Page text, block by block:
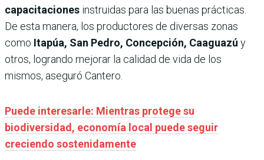
capacitaciones instruidas para las buenas prácticas.
De esta manera, los productores de diversas zonas
como Itapúa, San Pedro, Concepción, Caaguazú y
otros, logrando mejorar la calidad de vida de los
mismos, aseguró Cantero.
Puede interesarle: Mientras protege su
biodiversidad, economía local puede seguir
creciendo sostenidamente